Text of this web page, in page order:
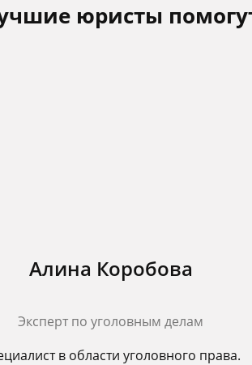
юристы
Алина Коробова
Эксперт по уголовным делам
в области уголовного права.